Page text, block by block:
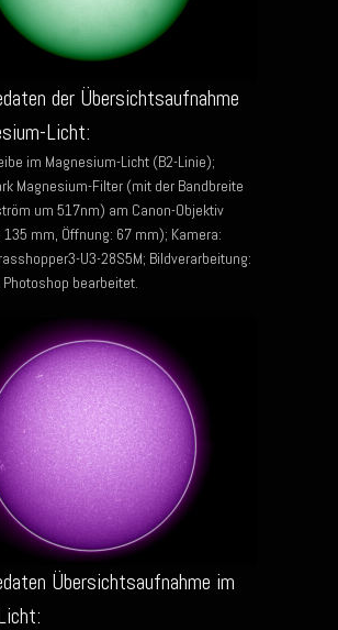
der Übersichtsaufnahme
Licht:
im Magnesium-Licht (B2-Linie);
Magnesium-Filter (mit der Bandbreite
um 517nm) am Canon-Objektiv
mm, Öffnung: 67 mm); Kamera:
U3-28S5M; Bildverarbeitung:
bearbeitet.
Übersichtsaufnahme im